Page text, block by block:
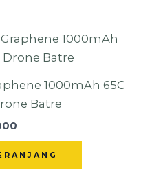
1000mAh 65C
Batre